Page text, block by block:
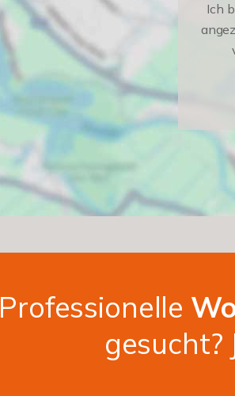
Ich
Professionelle
gesucht?